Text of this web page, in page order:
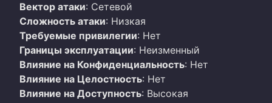
Вектор атаки: Сетевой
Сложность атаки: Низкая
Требуемые привилегии: Нет
Границы эксплуатации: Неизменный
Влияние на Конфиденциальность: Нет
Влияние на Целостность: Нет
Влияние на Доступность: Высокая